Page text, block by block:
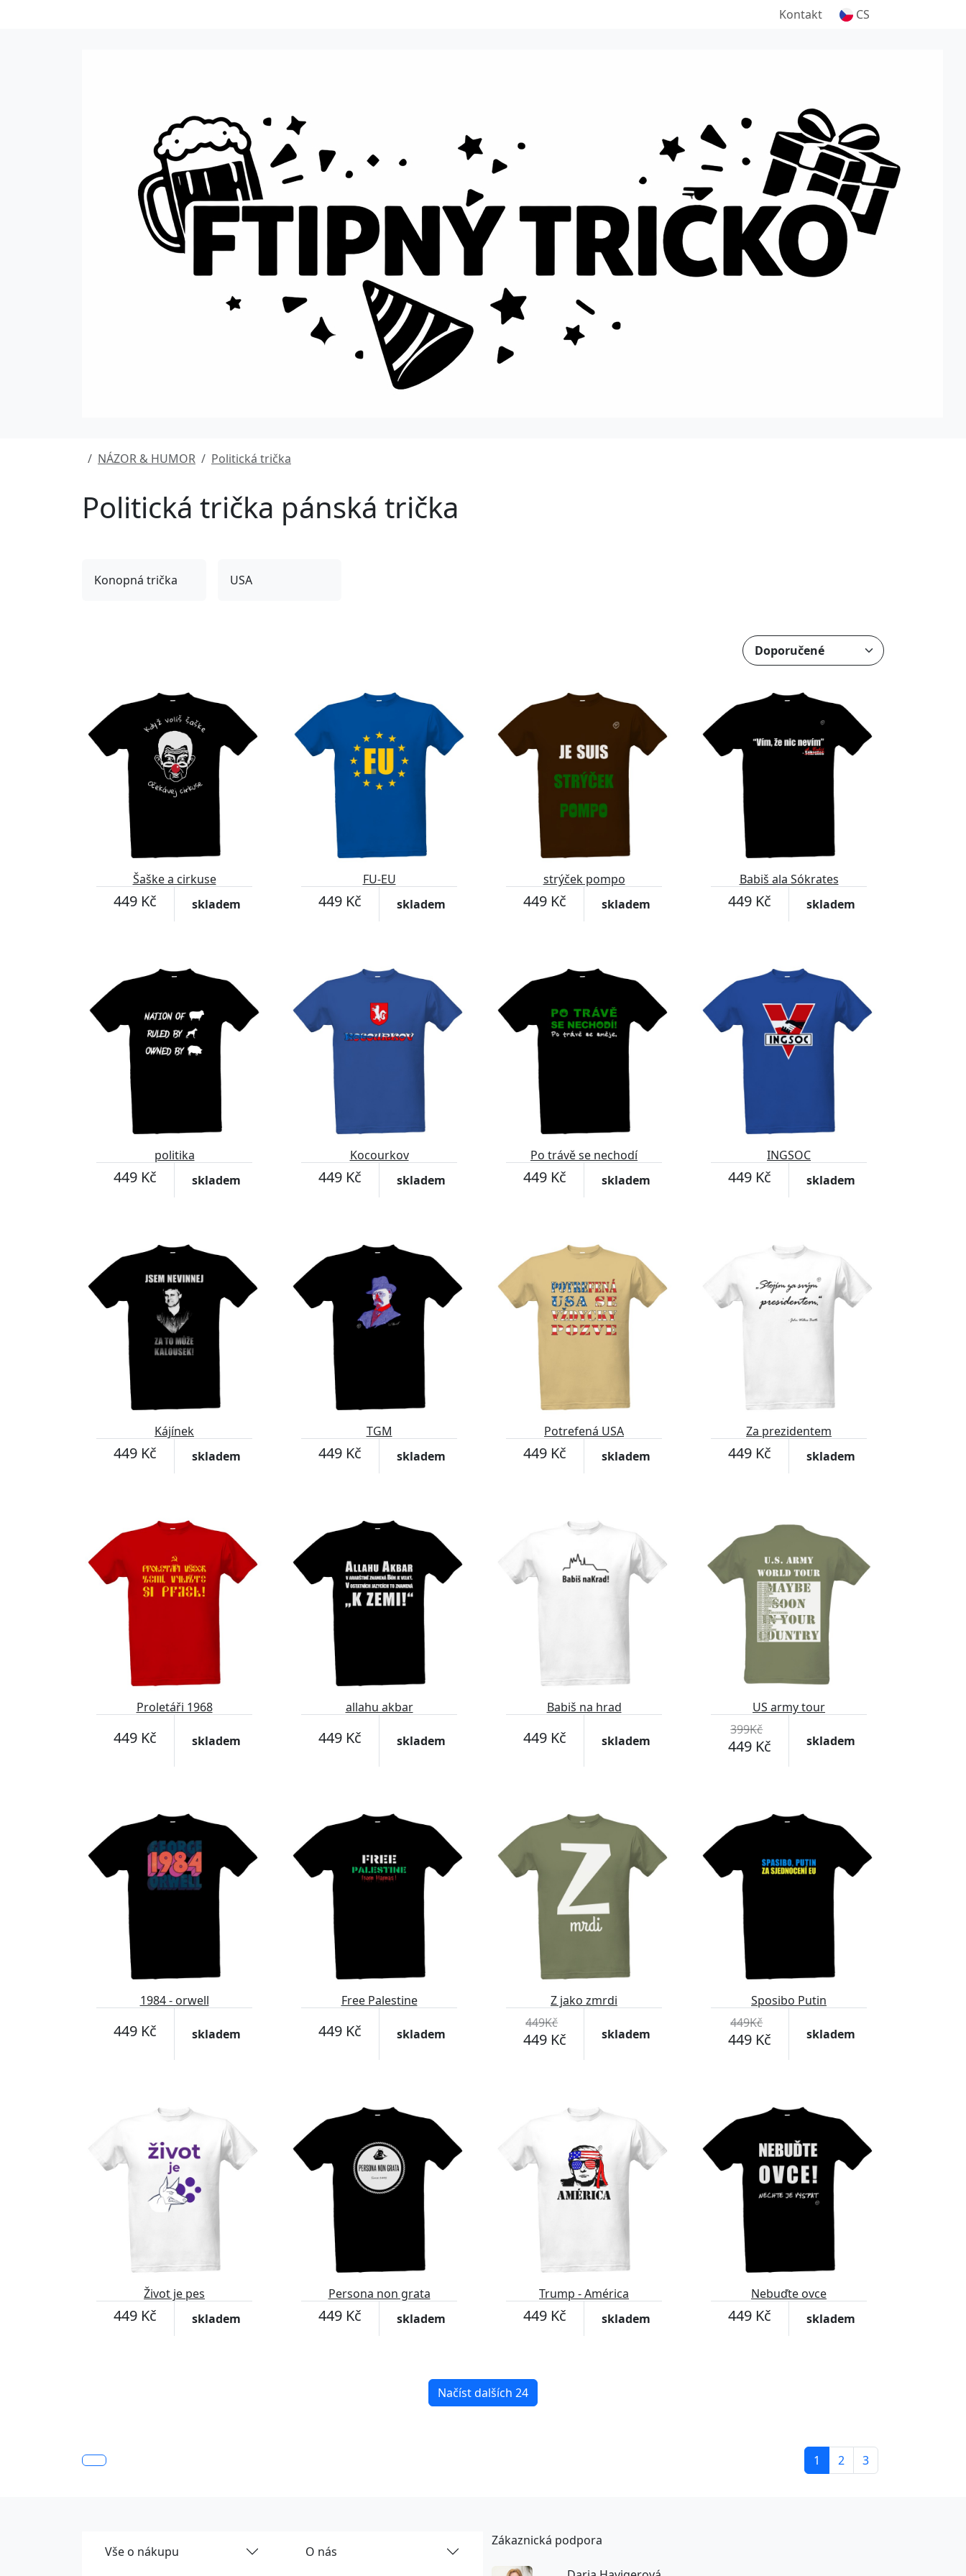
Kontakt CS
NÁZOR & HUMOR Politická trička
Politická trička pánská trička
Konopná trička USA
Šaške a cirkuse
449 Kč skladem
FU-EU
449 Kč skladem
strýček pompo
449 Kč skladem
Babiš ala Sókrates
449 Kč skladem
politika
449 Kč skladem
Kocourkov
449 Kč skladem
Po trávě se nechodí
449 Kč skladem
INGSOC
449 Kč skladem
Kájínek
449 Kč skladem
TGM
449 Kč skladem
Potrefená USA
449 Kč skladem
Za prezidentem
449 Kč skladem
Proletáři 1968
449 Kč skladem
allahu akbar
449 Kč skladem
Babiš na hrad
449 Kč skladem
US army tour
399Kč
449 Kč skladem
1984 - orwell
449 Kč skladem
Free Palestine
449 Kč skladem
Z jako zmrdi
449Kč
449 Kč skladem
Sposibo Putin
449Kč
449 Kč skladem
Život je pes
449 Kč skladem
Persona non grata
449 Kč skladem
Trump - América
449 Kč skladem
Nebuďte ovce
449 Kč skladem
Načíst dalších 24
1 2 3
Vše o nákupu O nás
Zákaznická podpora